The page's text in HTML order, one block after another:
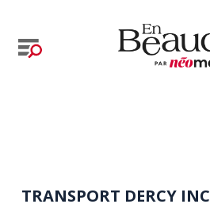
TRANSPORT DERCY INC